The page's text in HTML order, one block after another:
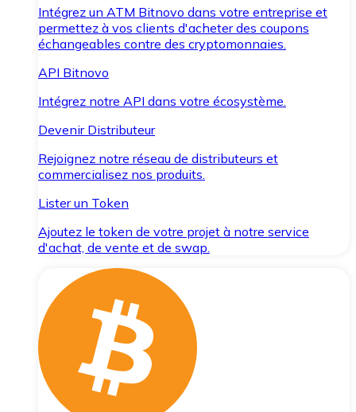
Intégrez un ATM Bitnovo dans votre entreprise et
permettez à vos clients d'acheter des coupons
échangeables contre des cryptomonnaies.
API Bitnovo
Intégrez notre API dans votre écosystème.
Devenir Distributeur
Rejoignez notre réseau de distributeurs et
commercialisez nos produits.
Lister un Token
Ajoutez le token de votre projet à notre service
d'achat, de vente et de swap.